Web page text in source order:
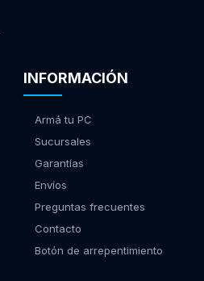
INFORMACIÓN
Armá tu PC
Sucursales
Garantías
Envíos
Preguntas frecuentes
Contacto
Botón de arrepentimiento